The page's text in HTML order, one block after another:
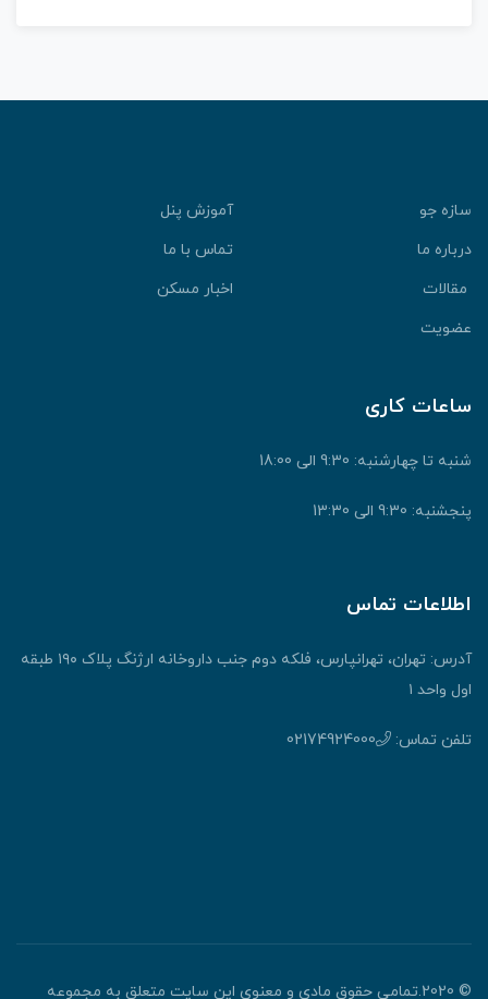
سازه جو
آموزش پنل
درباره ما
تماس با ما
مقالات
اخبار مسکن
عضویت
ساعات کاری
شنبه تا چهارشنبه: 9:30 الی 18:00
پنجشنبه: 9:30 الی 13:30
اطلاعات تماس
آدرس: تهران، تهرانپارس، فلکه دوم جنب داروخانه ارژنگ پلاک ۱۹۰ طبقه
اول واحد ۱
تلفن تماس: 02174924000
© 2020.تمامی حقوق مادی و معنوی این سایت متعلق به مجموعه